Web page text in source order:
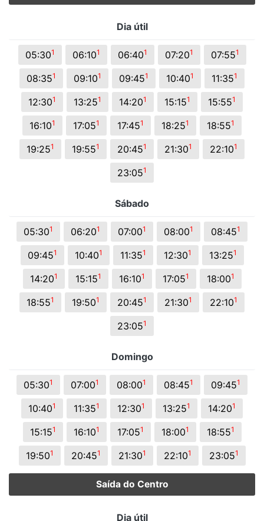
Dia útil
05:301 06:101 06:401 07:201 07:551
08:351 09:101 09:451 10:401 11:351
12:301 13:251 14:201 15:151 15:551
16:101 17:051 17:451 18:251 18:551
19:251 19:551 20:451 21:301 22:101
23:051
Sábado
05:301 06:201 07:001 08:001 08:451
09:451 10:401 11:351 12:301 13:251
14:201 15:151 16:101 17:051 18:001
18:551 19:501 20:451 21:301 22:101
23:051
Domingo
05:301 07:001 08:001 08:451 09:451
10:401 11:351 12:301 13:251 14:201
15:151 16:101 17:051 18:001 18:551
19:501 20:451 21:301 22:101 23:051
Saída do Centro
Dia útil